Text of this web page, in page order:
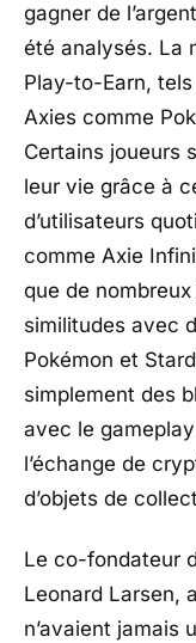
gagner de
été analysés. La
Play-to-Earn,
Axies comme
Certains joueurs
leur vie grâce à
d’utilisateurs
comme Axie
que de
similitudes avec
Pokémon et
simplement des
avec le
l’échange de
d’objets de
Le co-fondateur
Leonard Larsen,
n’avaient jamais